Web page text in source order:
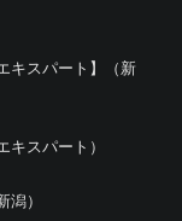
キスパート】（新
キスパート）
潟）